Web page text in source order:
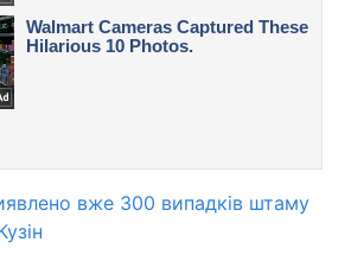
вже 300 випадків штаму